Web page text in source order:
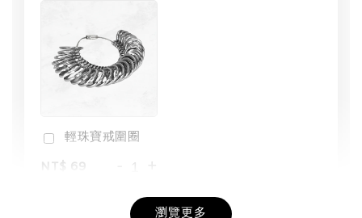
輕珠寶戒圍圈
NT$ 69
+
瀏覽更多